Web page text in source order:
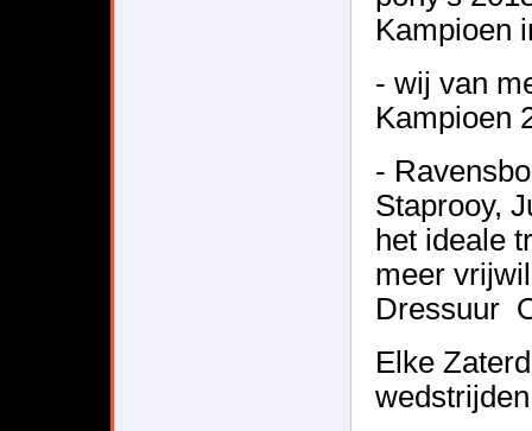
Kampioen
- wij van
Kampioen
-
Staprooy,
het ideale
meer
Dressuur
Elke